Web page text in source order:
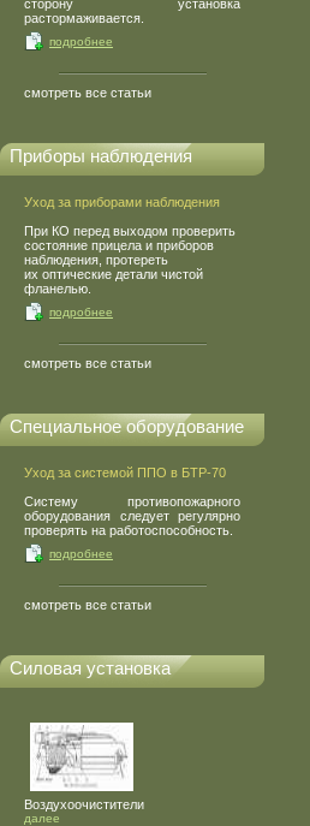
сторону установка
растормаживается.
подробнее
смотреть все статьи
Приборы наблюдения
Уход за приборами наблюдения
При КО перед выходом проверить
состояние прицела и приборов
наблюдения, протереть
их оптические детали чистой
фланелью.
подробнее
смотреть все статьи
Специальное оборудование
Уход за системой ППО в БТР-70
Систему противопожарного
оборудования следует регулярно
проверять на работоспособность.
подробнее
смотреть все статьи
Силовая установка
Воздухоочистители
далее